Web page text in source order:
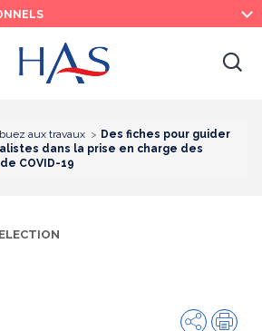
aux travaux
Des fiches pour guider
dans la prise en charge des
COVID-19
Partager